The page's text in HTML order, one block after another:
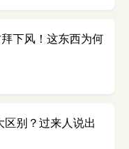
下风！这东西为何
别？过来人说出